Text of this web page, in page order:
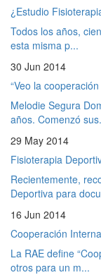
¿Estudio
Todos los años,
esta misma p...
30 Jun 2014
“Veo la
Melodie Segura
años. Comenzó
29 May 2014
Fisioterapia
Recientemente,
Deportiva para
16 Jun 2014
Cooperación
La RAE define
otros para un m...